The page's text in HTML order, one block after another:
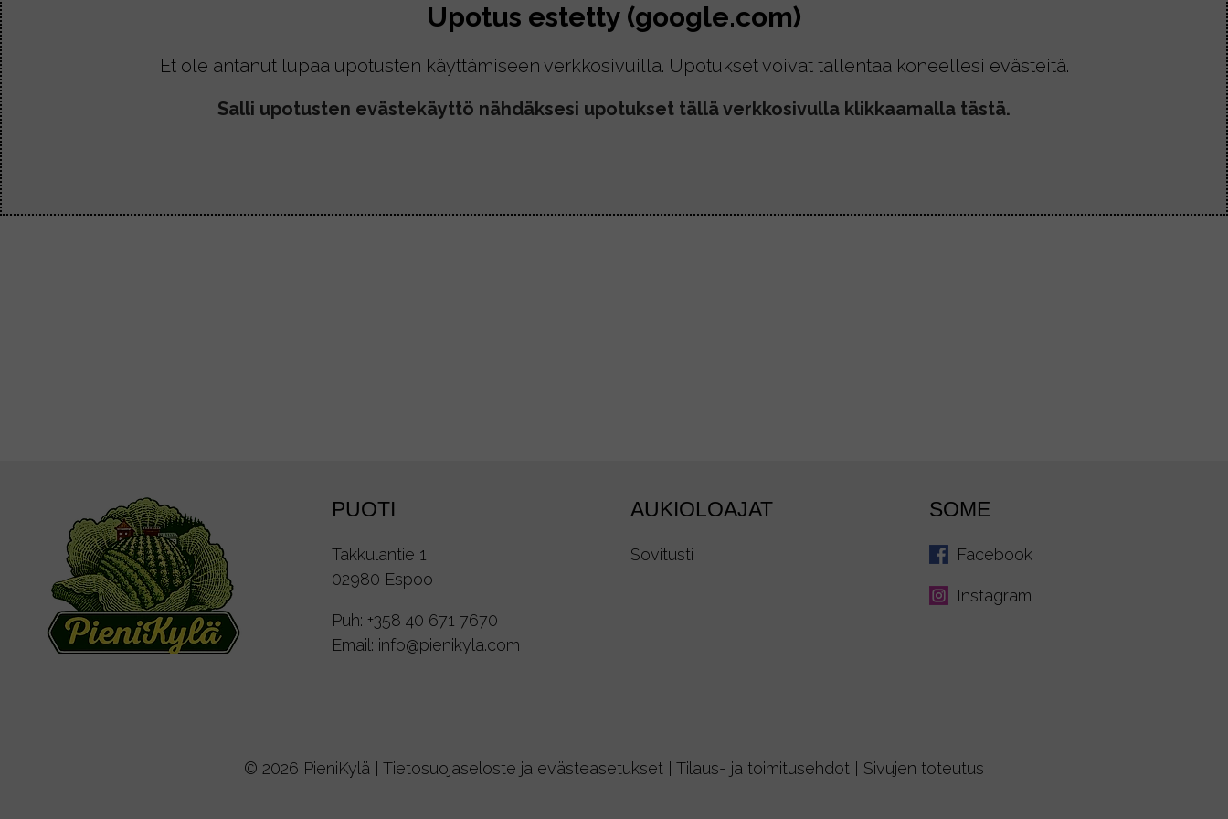
Upotus estetty (google.com)
Et ole antanut lupaa upotusten käyttämiseen verkkosivuilla. Upotukset voivat tallentaa koneellesi evästeitä.
Salli upotusten evästekäyttö nähdäksesi upotukset tällä verkkosivulla klikkaamalla tästä.
PUOTI
Takkulantie 1
02980 Espoo
Puh: +358 40 671 7670
Email: info@pienikyla.com
AUKIOLOAJAT
Sovitusti
SOME
Facebook
Instagram
© 2026 PieniKylä | Tietosuojaseloste ja evästeasetukset Tilaus- ja toimitusehdot Sivujen toteutus